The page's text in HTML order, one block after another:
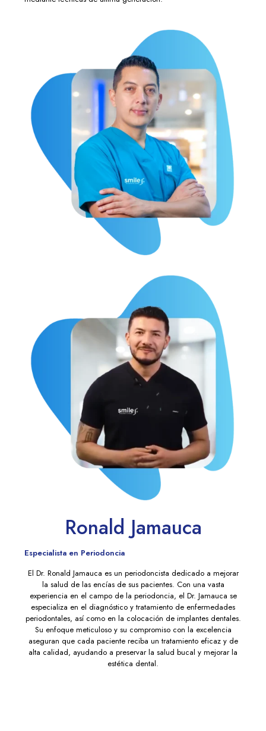
Ronald Jamauca
Especialista en Periodoncia
El Dr. Ronald Jamauca es un periodoncista dedicado a mejorar
la salud de las encías de sus pacientes. Con una vasta
experiencia en el campo de la periodoncia, el Dr. Jamauca se
especializa en el diagnóstico y tratamiento de enfermedades
periodontales, así como en la colocación de implantes dentales.
Su enfoque meticuloso y su compromiso con la excelencia
aseguran que cada paciente reciba un tratamiento eficaz y de
alta calidad, ayudando a preservar la salud bucal y mejorar la
estética dental.